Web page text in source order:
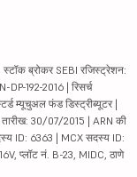
ब्रोकर SEBI रजिस्ट्रेशन:
DP-192-2016 | रिसर्च
म्यूचुअल फंड डिस्ट्रीब्यूटर |
30/07/2015 | ARN की
ID: 6363 | MCX सदस्य ID:
प्लॉट नं. B-23, MIDC, ठाणे